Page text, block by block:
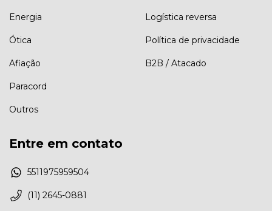
Energia
Ótica
Afiação
Paracord
Outros
Logística reversa
Política de privacidade
B2B / Atacado
Entre em contato
5511975959504
(11) 2645-0881